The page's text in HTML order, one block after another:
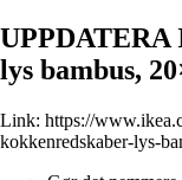
UPPDATERA
lys bambus,
Link: https://
kokkenredskaber-lys-